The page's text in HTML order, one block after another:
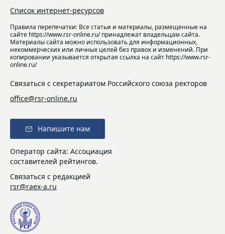
Список интернет-ресурсов
Правила перепечатки: Все статьи и материалы, размещенные на
сайте https://www.rsr-online.ru/ принадлежат владельцам сайта.
Материалы сайта можно использовать для информационных,
некоммерческих или личных целей без правок и изменений. При
копировании указывается открытая ссылка на сайт https://www.rsr-
online.ru/
Связаться с секретариатом Российского союза ректоров
office@rsr-online.ru
Напишите нам
Оператор сайта: Ассоциация
составителей рейтингов.
Связаться с редакцией
rsr@raex-a.ru